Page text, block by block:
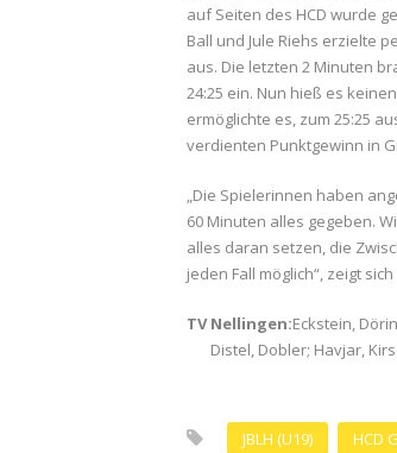
auf Seiten des HCD wurde
Ball und Jule Riehs erzielte
aus. Die letzten 2 Minuten
24:25 ein. Nun hieß es
ermöglichte es, zum 25:25
verdienten Punktgewinn in
„Die Spielerinnen haben
60 Minuten alles gegeben.
alles daran setzen, die
jeden Fall möglich“, zeigt
TV Nellingen:Eckstein,
Distel, Dobler; Havjar,
JBLH (U19) HCD